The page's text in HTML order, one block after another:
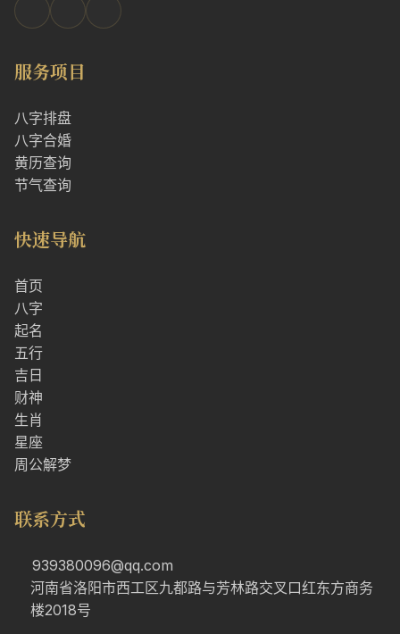
服务项目
八字排盘
八字合婚
黄历查询
节气查询
快速导航
首页
八字
起名
五行
吉日
财神
生肖
星座
周公解梦
联系方式
939380096@qq.com
河南省洛阳市西工区九都路与芳林路交叉口红东方商务
楼2018号